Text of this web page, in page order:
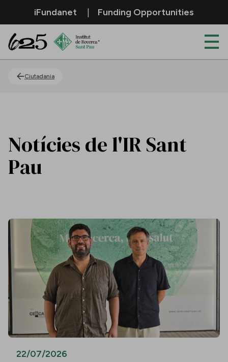
Salta al contingut principal
iFundanet Funding Opportunities
Ciutadania
Notícies de l'IR Sant
Pau
22/07/2026